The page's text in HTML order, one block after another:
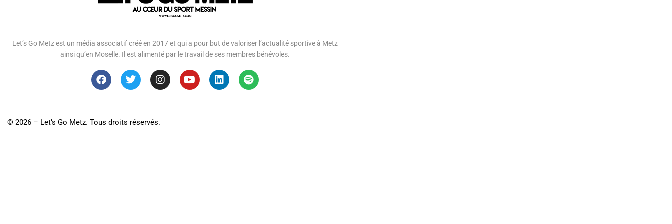
Let’s Go Metz est un média associatif créé en 2017 et qui a pour but de valoriser l’actualité sportive à Metz
ainsi qu’en Moselle. Il est alimenté par le travail de ses membres bénévoles.
© 2026 – Let’s Go Metz. Tous droits réservés.